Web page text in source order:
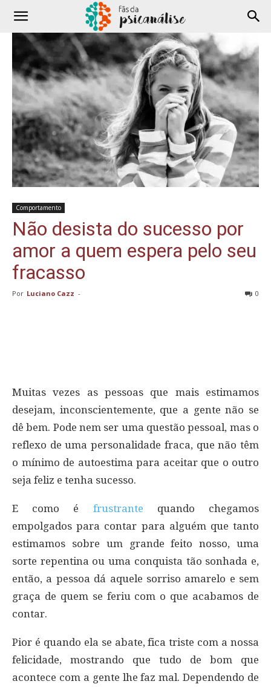
Comportamento
Não desista do sucesso por
amor a quem espera pelo seu
fracasso
Por Luciano Cazz - 0
Muitas vezes as pessoas que mais estimamos
desejam, inconscientemente, que a gente não se
dê bem. Pode nem ser uma questão pessoal, mas o
reflexo de uma personalidade fraca, que não têm
o mínimo de autoestima para aceitar que o outro
seja feliz e tenha sucesso.
E como é frustrante quando chegamos
empolgados para contar para alguém que tanto
estimamos sobre um grande feito nosso, uma
sorte repentina ou uma conquista tão sonhada e,
então, a pessoa dá aquele sorriso amarelo e sem
graça de quem se feriu com o que acabamos de
contar.
Pior é quando ela se abate, fica triste com a nossa
felicidade, mostrando que tudo de bom que
acontece com a gente lhe faz mal. Dependendo de